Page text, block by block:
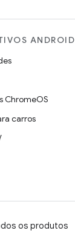
ANDROID
ChromeOS
carros
os produtos